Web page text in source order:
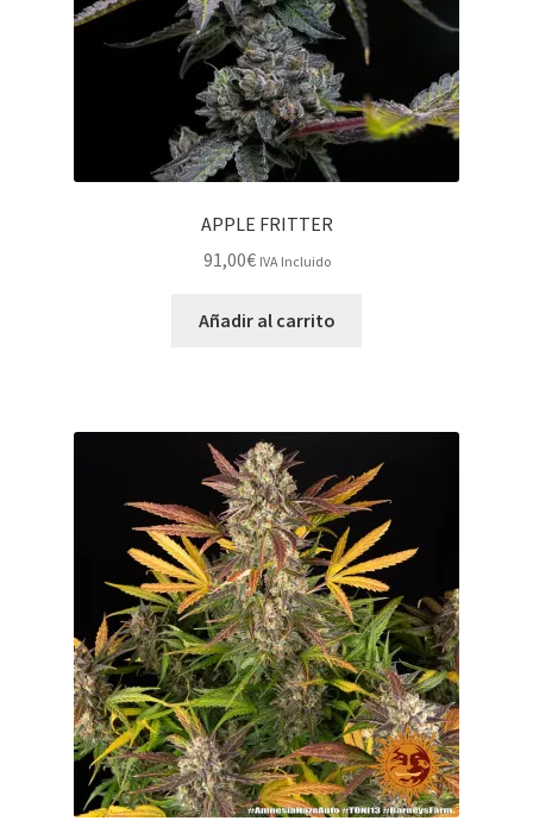
APPLE FRITTER
91,00€ IVA Incluido
Añadir al carrito